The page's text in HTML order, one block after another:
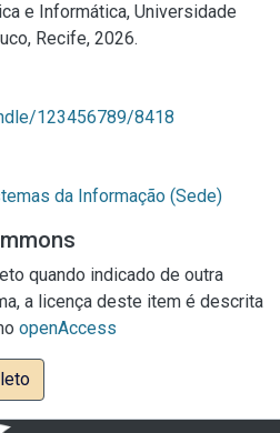
e Informática, Universidade
Recife, 2026.
123456789/8418
da Informação (Sede)
quando indicado de outra
a licença deste item é descrita
openAccess